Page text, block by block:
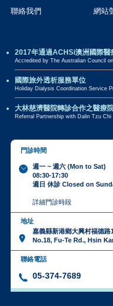
聯絡我們 網站
2017年通過ACHSi澳洲國際醫
Accredited by The Australian Council
國際旅外透析服務單位
Holiday Dialysis Coordination Service
大林慈濟醫院轉診合作之醫療
Referral Partnership with Dalin Tzu Chi
門診時間
週一 ~ 週六 (Mon to Sat)
08:30-17:30
週日 休診 Closed on
詳細門診時段
地址
嘉義縣新港鄉大興村福德路
No.18, Fu-Te Rd., Hsin
聯絡電話
05-374-7689